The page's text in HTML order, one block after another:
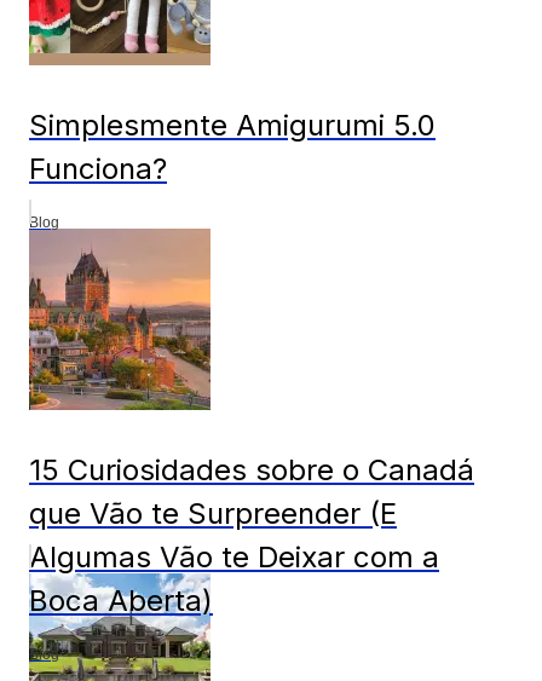
Simplesmente Amigurumi 5.0
Funciona?
Blog
15 Curiosidades sobre o Canadá
que Vão te Surpreender (E
Algumas Vão te Deixar com a
Boca Aberta)
Blog